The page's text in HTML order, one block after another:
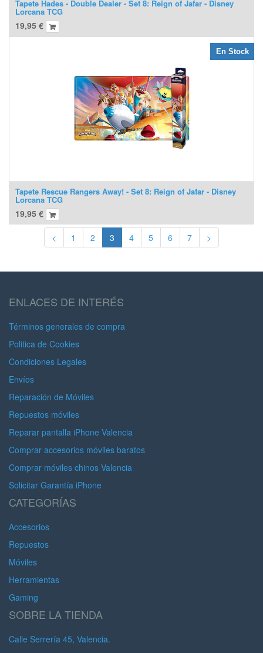
Tapete Hades - Double Dealer - Set 8: Reign of Jafar - Disney
Lorcana TCG
19,95 €
Tapete Rescue Rangers Away! - Set 8: Reign of Jafar - Disney
Lorcana TCG
19,95 €
En Stock
< 1 2 3 4 5 6 7 >
ENLACES DE INTERÉS
Términos generales de compra
Politica de Cookies
Condiciones Legales
Envíos
Reparación de Móviles
Repuestos móviles
Reparar pantalla iPhone Valencia
Comprar accesorios móviles baratos
Comprar móviles chinos Valencia
Solicitar Garantía iPhone
CATEGORÍAS
Accesorios
Repuestos
Móviles
Herramientas
Gaming
SOBRE LA TIENDA
Calle Serrería 45, Valencia.